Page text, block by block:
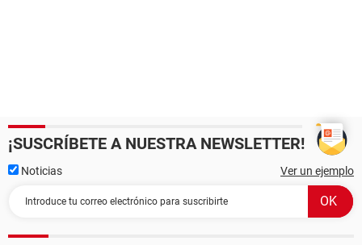
¡SUSCRÍBETE A NUESTRA NEWSLETTER!
Noticias Ver un ejemplo